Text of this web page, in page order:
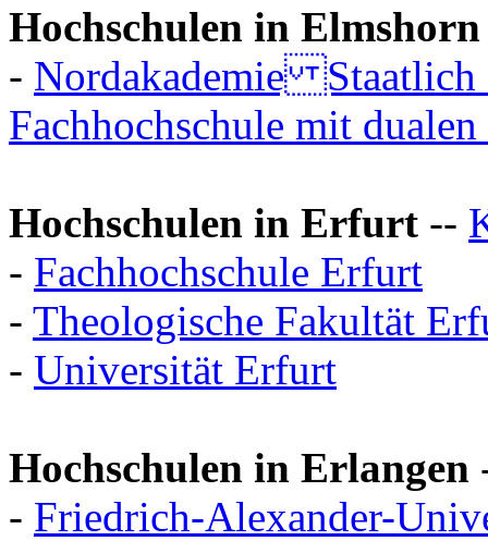
Hochschulen in Elmshorn
- Nordakademie Staatlich
Fachhochschule mit
Hochschulen in Erfurt --
- Fachhochschule Erfurt
- Theologische Fakultät
- Universität Erfurt
Hochschulen in Erlangen
- Friedrich-Alexander-